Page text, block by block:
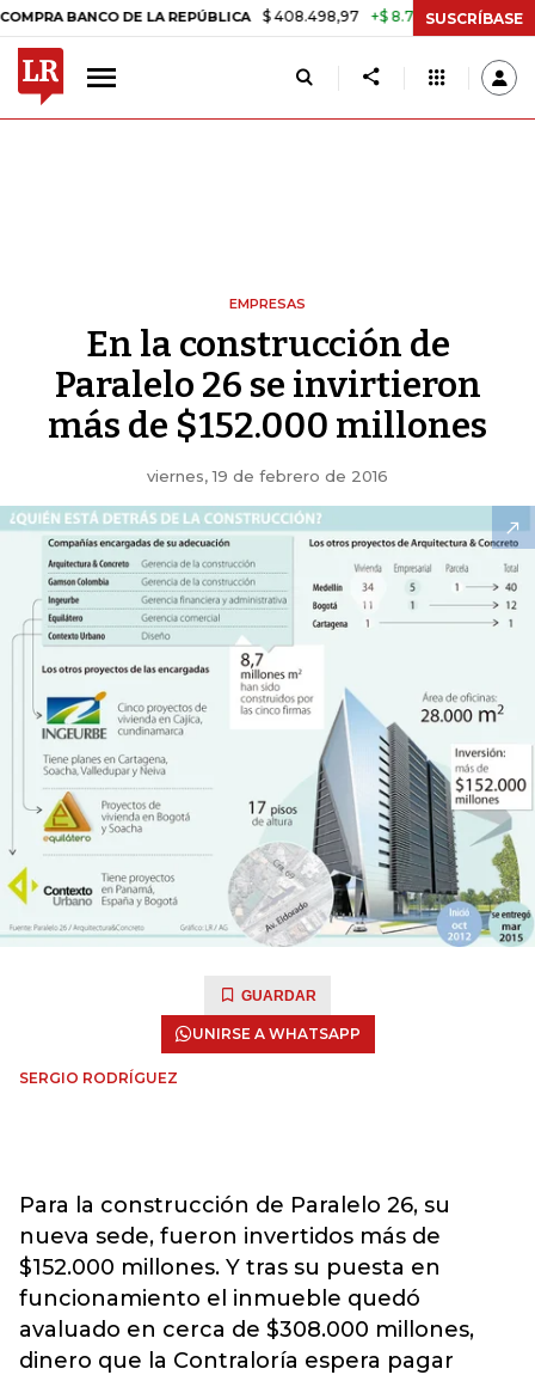
BANCO DE LA REPÚBLICA $ 408.498,97 +$ 8.753,81 +2,19% TASA
SUSCRÍBASE
EMPRESAS
En la construcción de
Paralelo 26 se invirtieron
más de $152.000 millones
viernes, 19 de febrero de 2016
GUARDAR
UNIRSE A WHATSAPP
SERGIO RODRÍGUEZ
Para la construcción de Paralelo 26, su
nueva sede, fueron invertidos más de
$152.000 millones. Y tras su puesta en
funcionamiento el inmueble quedó
avaluado en cerca de $308.000 millones,
dinero que la Contraloría espera pagar